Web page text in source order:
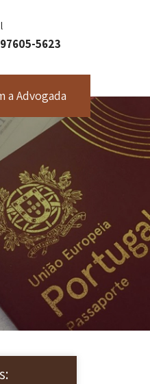
5623
a Advogada